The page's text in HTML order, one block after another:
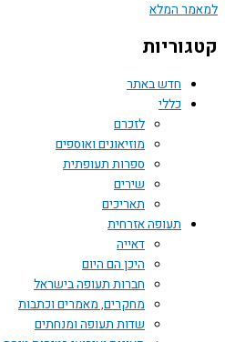
המלא
חדש באתר
כללי
לזכרם
מוזיאונים ואוספים
ספרות תעופתית
שירים
תאריכים
תעופה אזרחית
דאייה
היכן הם היום
חברות תעופה בישראל
מחקרים, מאמרים וכתבות
שדות תעופה ומנחתים